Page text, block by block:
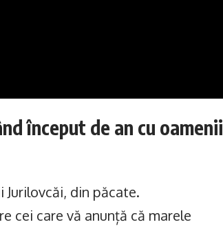
început de an cu oamenii
Jurilovcăi, din păcate.
cei care vă anunță că marele